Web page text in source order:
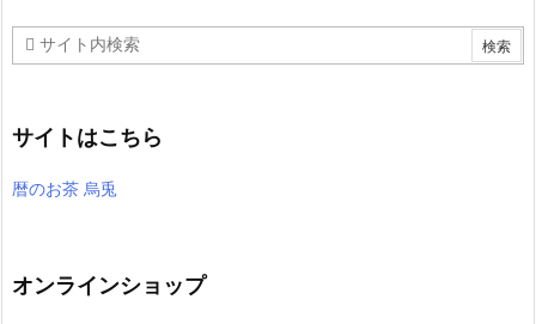
サイトはこちら
暦のお茶 烏兎
オンラインショップ